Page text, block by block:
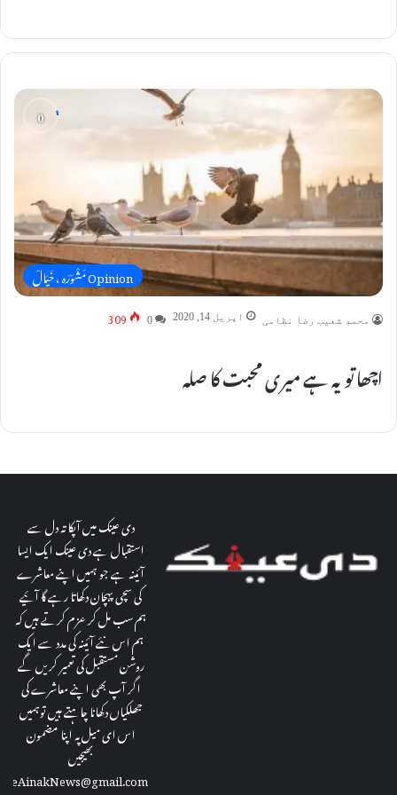
Opinion مَشْوَرَہ ، خَیَالْ
محمد شعیب رضا نظامی اپریل 14, 2020 0
309
اچھا تو یہ ہے میری محبت کا صلہ
دی عینک میں آپکا تہ دل سے
استقبال ہے دی عینک ایک ایسا
آئینہ ہے جو ہمیں اپنے معاشرے
کی سچی پہچان دکھاتا رہے گا آئیے
ہم سب مل کر عزم کرتے ہیں کہ
ہم اس نئے آئینہ کی مدد سے ایک
روشن مستقبل کی تعمیر کریں گے
اگر آپ بھی اپنے معاشرے کی
جھلکیاں دکھانا چاہتے ہیں توہمیں
اس ای میل پہ اپنا مضمون
بھیجیں
theAinakNews@gmail.com